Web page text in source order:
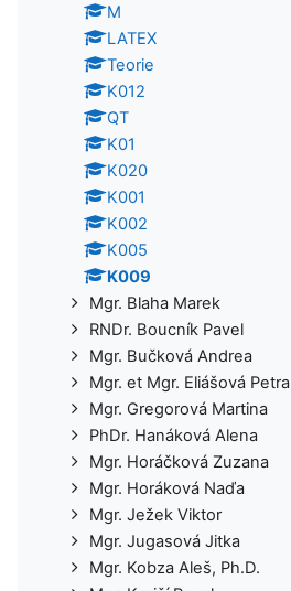
M
LATEX
Teorie
K012
QT
K01
K020
K001
K002
K005
K009
Mgr. Blaha Marek
RNDr. Boucník Pavel
Mgr. Bučková Andrea
Mgr. et Mgr. Eliášová Petra
Mgr. Gregorová Martina
PhDr. Hanáková Alena
Mgr. Horáčková Zuzana
Mgr. Horáková Naďa
Mgr. Ježek Viktor
Mgr. Jugasová Jitka
Mgr. Kobza Aleš, Ph.D.